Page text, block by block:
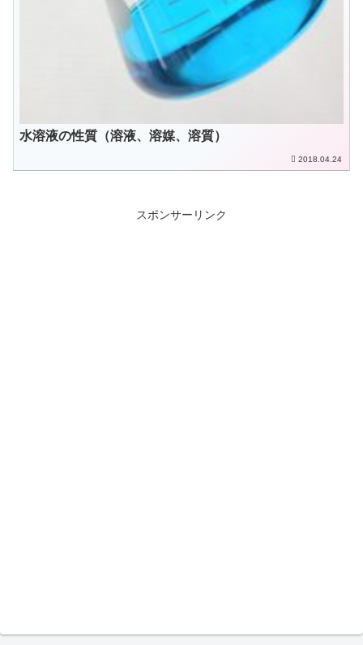
水溶液の性質（溶液、溶媒、溶質）
2018.04.24
スポンサーリンク